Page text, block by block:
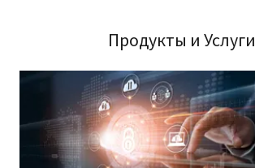
Продукты и Услуги